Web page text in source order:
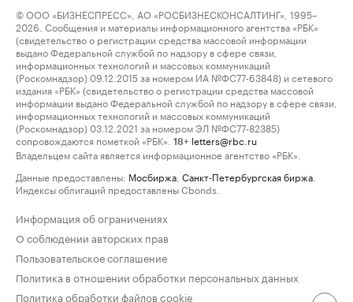
© ООО «БИЗНЕСПРЕСС», АО «РОСБИЗНЕСКОНСАЛТИНГ», 1995–
2026. Сообщения и материалы информационного агентства «РБК»
(свидетельство о регистрации средства массовой информации
выдано Федеральной службой по надзору в сфере связи,
информационных технологий и массовых коммуникаций
(Роскомнадзор) 09.12.2015 за номером ИА №ФС77-63848) и сетевого
издания «РБК» (свидетельство о регистрации средства массовой
информации выдано Федеральной службой по надзору в сфере связи,
информационных технологий и массовых коммуникаций
(Роскомнадзор) 03.12.2021 за номером ЭЛ №ФС77-82385)
сопровождаются пометкой «РБК».
18+ letters@rbc.ru
Владельцем сайта является информационное агентство «РБК».
Данные предоставлены: Мосбиржа Санкт-Петербургская биржа
Индексы облигаций предоставлены Cbonds.
Информация об ограничениях
О соблюдении авторских прав
Пользовательское соглашение
Политика в отношении обработки персональных данных
Политика обработки файлов cookie